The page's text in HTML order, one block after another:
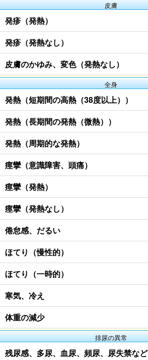
皮膚
発疹（発熱）
発疹（発熱なし）
皮膚のかゆみ、変色（発熱なし）
全身
発熱（短期間の高熱（38度以上））
発熱（長期間の発熱（微熱））
発熱（周期的な発熱）
痙攣（意識障害、頭痛）
痙攣（発熱）
痙攣（発熱なし）
倦怠感、だるい
ほてり（慢性的）
ほてり（一時的）
寒気、冷え
体重の減少
排尿の異常
残尿感、多尿、血尿、頻尿、尿失禁など